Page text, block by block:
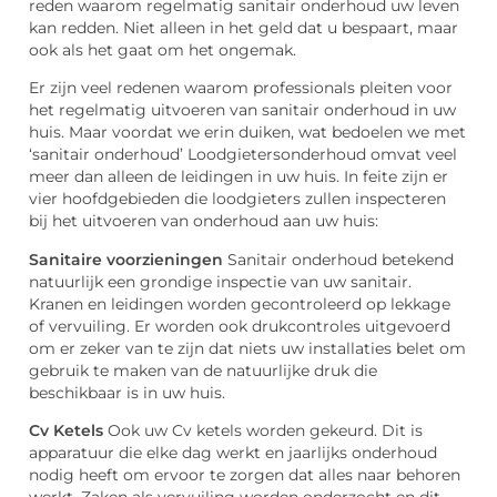
reden waarom regelmatig sanitair onderhoud uw leven
kan redden. Niet alleen in het geld dat u bespaart, maar
ook als het gaat om het ongemak.
Er zijn veel redenen waarom professionals pleiten voor
het regelmatig uitvoeren van sanitair onderhoud in uw
huis. Maar voordat we erin duiken, wat bedoelen we met
‘sanitair onderhoud’ Loodgietersonderhoud omvat veel
meer dan alleen de leidingen in uw huis. In feite zijn er
vier hoofdgebieden die loodgieters zullen inspecteren
bij het uitvoeren van onderhoud aan uw huis:
Sanitaire voorzieningen Sanitair onderhoud betekend
natuurlijk een grondige inspectie van uw sanitair.
Kranen en leidingen worden gecontroleerd op lekkage
of vervuiling. Er worden ook drukcontroles uitgevoerd
om er zeker van te zijn dat niets uw installaties belet om
gebruik te maken van de natuurlijke druk die
beschikbaar is in uw huis.
Cv Ketels Ook uw Cv ketels worden gekeurd. Dit is
apparatuur die elke dag werkt en jaarlijks onderhoud
nodig heeft om ervoor te zorgen dat alles naar behoren